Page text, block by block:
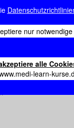
nur
alle
learn-
und